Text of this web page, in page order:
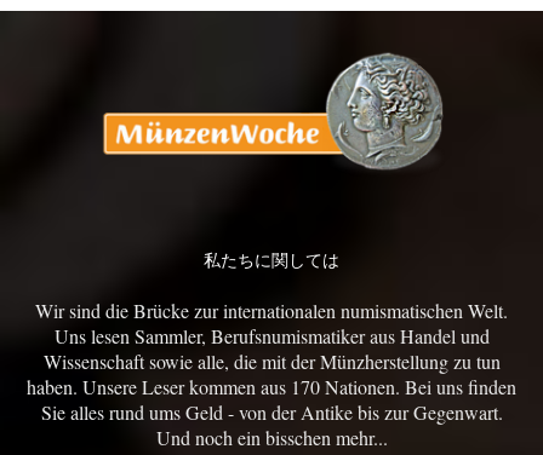
私たちに関しては
Wir sind die Brücke zur internationalen numismatischen Welt.
Uns lesen Sammler, Berufsnumismatiker aus Handel und
Wissenschaft sowie alle, die mit der Münzherstellung zu tun
haben. Unsere Leser kommen aus 170 Nationen. Bei uns finden
Sie alles rund ums Geld - von der Antike bis zur Gegenwart.
Und noch ein bisschen mehr...